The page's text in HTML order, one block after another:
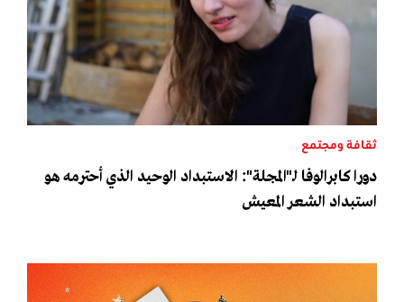
ثقافة ومجتمع
دورا كابرالوفا لـ"المجلة": الاستبداد الوحيد الذي أحترمه هو
استبداد الشعر المعيش